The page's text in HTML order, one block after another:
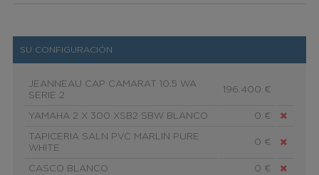
SU CONFIGURACIÓN
JEANNEAU CAP CAMARAT 10.5 WA
SERIE 2
196.400 €
YAMAHA 2 X 300 XSB2 SBW BLANCO 0 €
TAPICERIA SALN PVC MARLIN PURE
WHITE
0 €
CASCO BLANCO 0 €